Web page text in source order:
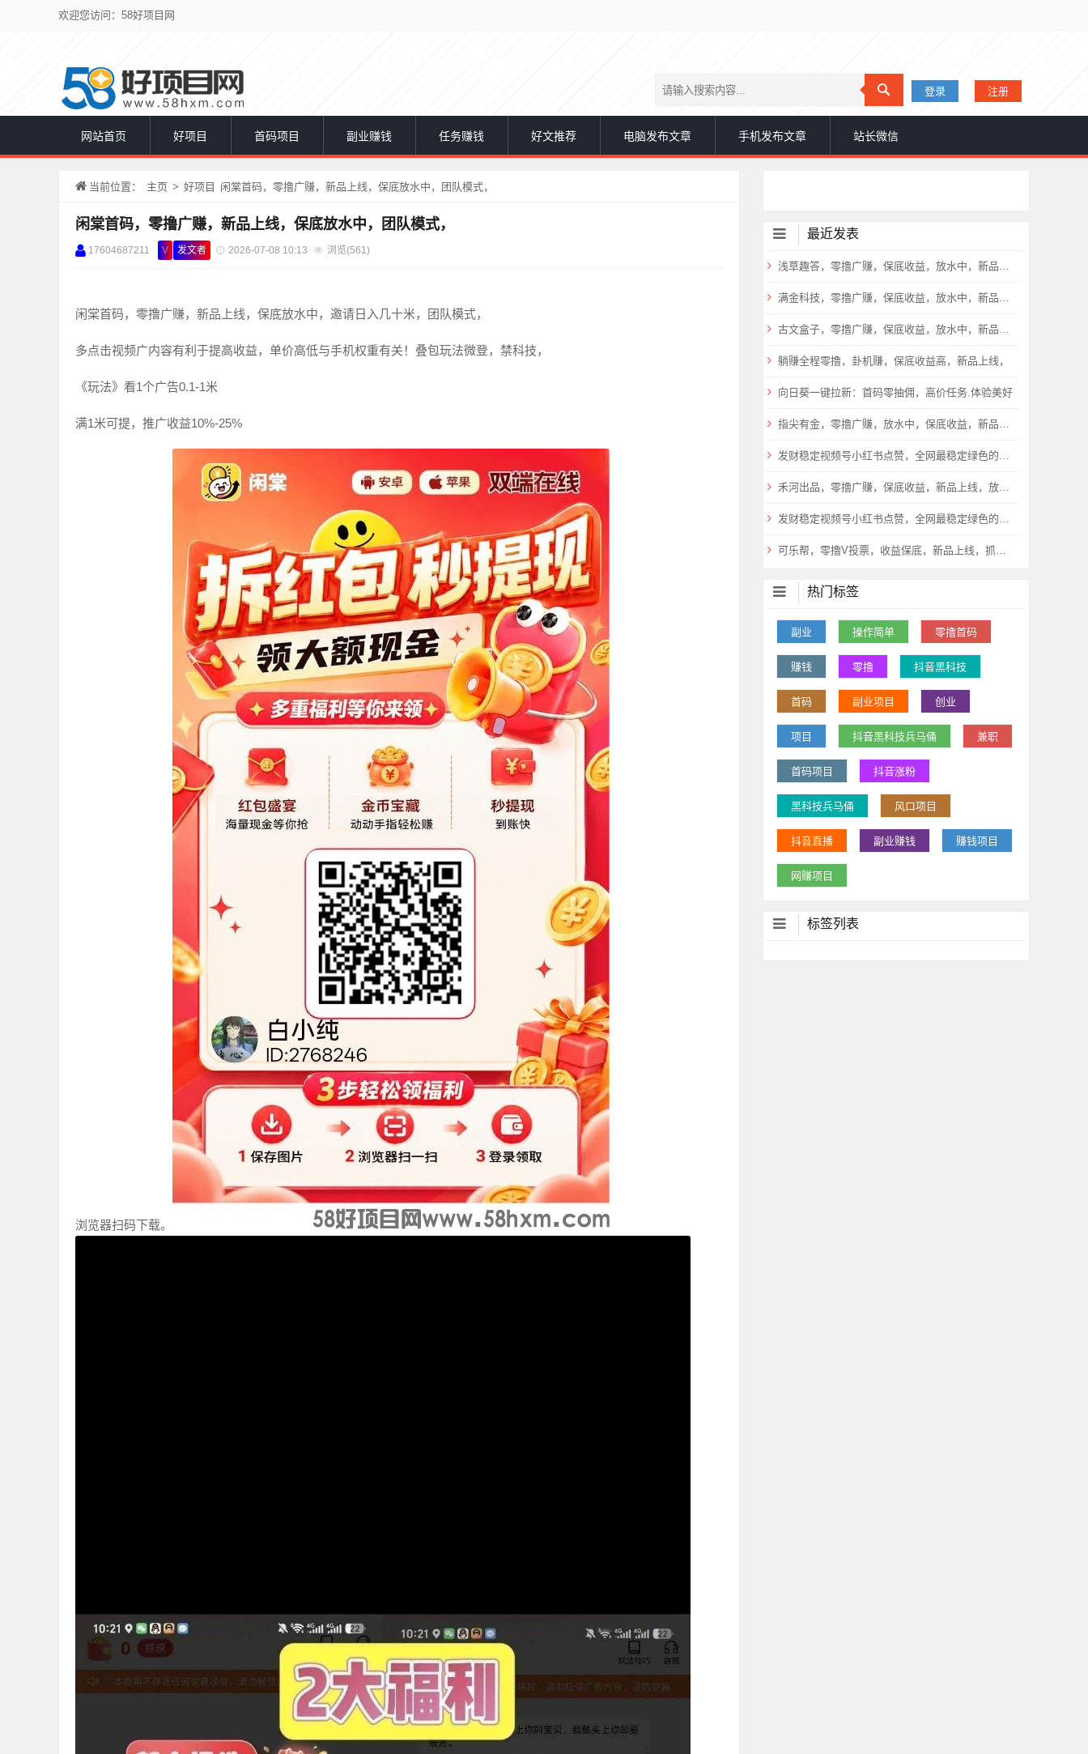
欢迎您访问：58好项目网
登录 注册
网站首页 好项目 首码项目 副业赚钱 任务赚钱 好文推荐 电脑发布文章 手机发布文章 站长微信
当前位置： 主页 > 好项目 闲棠首码，零撸广赚，新品上线，保底放水中，团队模式，
闲棠首码，零撸广赚，新品上线，保底放水中，团队模式，
17604687211 V 发文者 2026-07-08 10:13 浏览(561)
闲棠首码，零撸广赚，新品上线，保底放水中，邀请日入几十米，团队模式，
多点击视频广内容有利于提高收益，单价高低与手机权重有关！叠包玩法微登，禁科技，
《玩法》看1个广告0.1-1米
满1米可提，推广收益10%-25%
浏览器扫码下载。
最近发表
浅草趣答，零撸广赚，保底收益，放水中，新品上线，
满金科技，零撸广赚，保底收益，放水中，新品上线，
古文盒子，零撸广赚，保底收益，放水中，新品上线，
躺赚全程零撸，卦机赚，保底收益高，新品上线，
向日葵一键拉新：首码零抽佣，高价任务.体验美好
指尖有金，零撸广赚，放水中，保底收益，新品上线，
发财稳定视频号小红书点赞，全网最稳定绿色的项目，小红书启动
禾河出品，零撸广赚，保底收益，新品上线，放水中
发财稳定视频号小红书点赞，全网最稳定绿色的项目，小红书启动
可乐帮，零撸V投票，收益保底，新品上线，抓紧上车，
热门标签
副业 操作简单 零撸首码
赚钱 零撸 抖音黑科技
首码 副业项目 创业
项目 抖音黑科技兵马俑 兼职
首码项目 抖音涨粉
黑科技兵马俑 风口项目
抖音直播 副业赚钱 赚钱项目
网赚项目
标签列表